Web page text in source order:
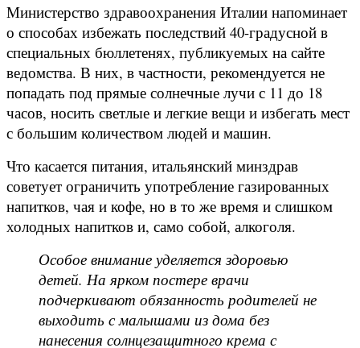
Министерство здравоохранения Италии напоминает
о способах избежать последствий 40-градусной в
специальных бюллетенях, публикуемых на сайте
ведомства. В них, в частности, рекомендуется не
попадать под прямые солнечные лучи с 11 до 18
часов, носить светлые и легкие вещи и избегать мест
с большим количеством людей и машин.
Что касается питания, итальянский минздрав
советует ограничить употребление газированных
напитков, чая и кофе, но в то же время и слишком
холодных напитков и, само собой, алкоголя.
Особое внимание уделяется здоровью
детей. На ярком постере врачи
подчеркивают обязанность родителей не
выходить с малышами из дома без
нанесения солнцезащитного крема с